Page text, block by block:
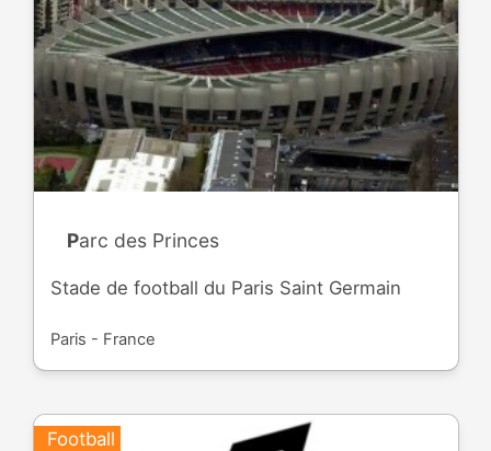
Parc des Princes
Stade de football du Paris Saint Germain
Paris - France
Football